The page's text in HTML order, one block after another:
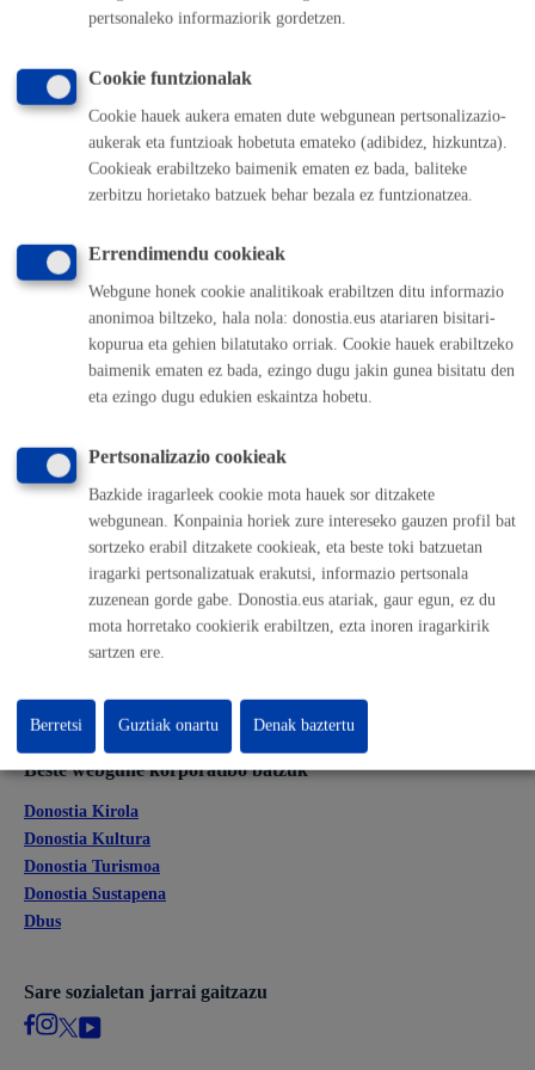
ONLINE
TELEFONOZ
MAKINAZ
Komunika zaitez Donostiako Udalarekin
(doan Donostiatik)
(+34) 943 481 000
Webeko akatsen berri eman
Esteka erabilgarriak
Kontratatzailaren profila
Egoitza elektronikoa
Mapak - GeoDonostia
Web-mapa
Beste webgune korporatibo batzuk
Donostia Kirola
Donostia Kultura
Donostia Turismoa
Donostia Sustapena
Dbus
Sare sozialetan jarrai gaitzazu
pertsonaleko informaziorik gordetzen.
Cookie funtzionalak
Cookie hauek aukera ematen dute webgunean pertsonalizazio-
aukerak eta funtzioak hobetuta emateko (adibidez, hizkuntza).
Cookieak erabiltzeko baimenik ematen ez bada, baliteke
zerbitzu horietako batzuek behar bezala ez funtzionatzea.
Errendimendu cookieak
Webgune honek cookie analitikoak erabiltzen ditu informazio
anonimoa biltzeko, hala nola: donostia.eus atariaren bisitari-
kopurua eta gehien bilatutako orriak. Cookie hauek erabiltzeko
baimenik ematen ez bada, ezingo dugu jakin gunea bisitatu den
eta ezingo dugu edukien eskaintza hobetu.
Pertsonalizazio cookieak
Bazkide iragarleek cookie mota hauek sor ditzakete
webgunean. Konpainia horiek zure intereseko gauzen profil bat
sortzeko erabil ditzakete cookieak, eta beste toki batzuetan
iragarki pertsonalizatuak erakutsi, informazio pertsonala
zuzenean gorde gabe. Donostia.eus atariak, gaur egun, ez du
mota horretako cookierik erabiltzen, ezta inoren iragarkirik
sartzen ere.
Denak baztertu
Berretsi Guztiak onartu